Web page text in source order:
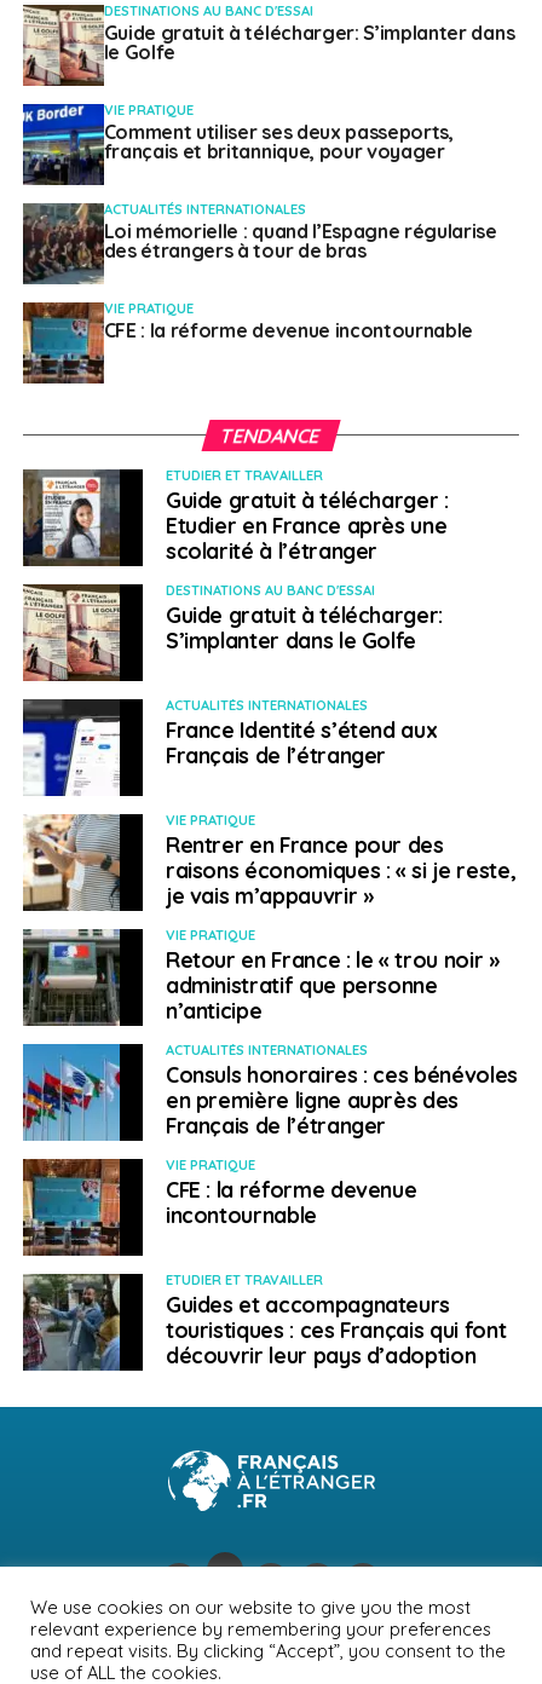
Pour plus d’informations et de renseignements :
supportco@groupe-crystal.com
www.crystal-finance.com
Un article rédigé par : Julien MALE – Directeur du conseil
en rémunération et protection sociale
SUJETS ASSOCIÉS:
RETRAITE
A SUIVRE
Des voyages responsables dès le plus jeune âge
NE RATEZ PAS
Volontariat international, les entreprises
toujours dans l’attente
Français à l'étranger
DESTINATIONS AU BANC D'ESSAI
Guide gratuit à télécharger: S’implanter dans
le Golfe
VIE PRATIQUE
Comment utiliser ses deux passeports,
français et britannique, pour voyager
ACTUALITÉS INTERNATIONALES
Loi mémorielle : quand l’Espagne régularise
des étrangers à tour de bras
VIE PRATIQUE
CFE : la réforme devenue incontournable
TENDANCE
ETUDIER ET TRAVAILLER
Guide gratuit à télécharger :
Etudier en France après une
scolarité à l’étranger
DESTINATIONS AU BANC D'ESSAI
Guide gratuit à télécharger:
S’implanter dans le Golfe
ACTUALITÉS INTERNATIONALES
France Identité s’étend aux
Français de l’étranger
VIE PRATIQUE
Rentrer en France pour des
raisons économiques : « si je reste,
je vais m’appauvrir »
VIE PRATIQUE
Retour en France : le « trou noir »
administratif que personne
n’anticipe
ACTUALITÉS INTERNATIONALES
Consuls honoraires : ces bénévoles
en première ligne auprès des
Français de l’étranger
VIE PRATIQUE
CFE : la réforme devenue
incontournable
ETUDIER ET TRAVAILLER
Guides et accompagnateurs
touristiques : ces Français qui font
découvrir leur pays d’adoption
NEWSLETTER PUBLICITÉ CONTACTS
MENTIONS LÉGALES
POLITIQUE DE CONFIDENTIALITÉ
We use cookies on our website to give you the most
relevant experience by remembering your preferences
and repeat visits. By clicking “Accept”, you consent to the
use of ALL the cookies.